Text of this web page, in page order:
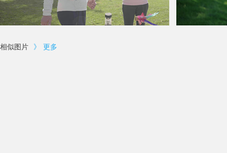
相似图片 》 更多